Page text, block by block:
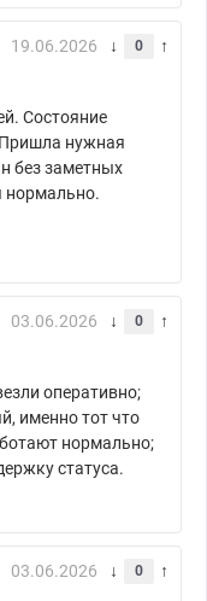
19.06.2026 0
Состояние
нужная
без заметных
нормально.
03.06.2026 0
оперативно;
именно тот что
нормально;
статуса.
03.06.2026 0